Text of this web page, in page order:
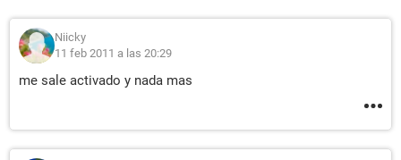
Niicky
11 feb 2011 a las 20:29
me sale activado y nada mas